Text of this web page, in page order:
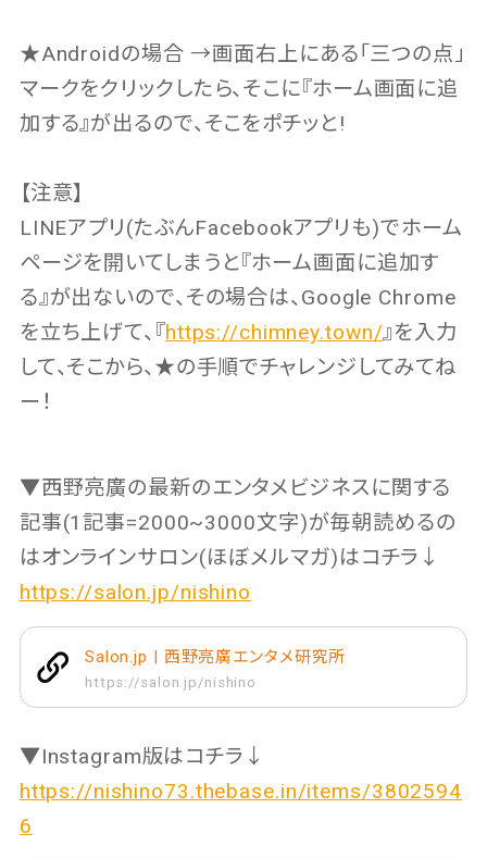
★Androidの場合 →画面右上にある「三つの点」
マークをクリックしたら、そこに『ホーム画面に追
加する』が出るので、そこをポチッと!
【注意】
LINEアプリ(たぶんFacebookアプリも)でホーム
ページを開いてしまうと『ホーム画面に追加す
る』が出ないので、その場合は、Google Chrome
を立ち上げて、『https://chimney.town/』を入力
して、そこから、★の手順でチャレンジしてみてね
ー！
▼西野亮廣の最新のエンタメビジネスに関する
記事(1記事=2000~3000文字)が毎朝読めるの
はオンラインサロン(ほぼメルマガ)はコチラ↓
https://salon.jp/nishino
Salon.jp | 西野亮廣エンタメ研究所
https://salon.jp/nishino
▼Instagram版はコチラ↓
https://nishino73.thebase.in/items/3802594
6